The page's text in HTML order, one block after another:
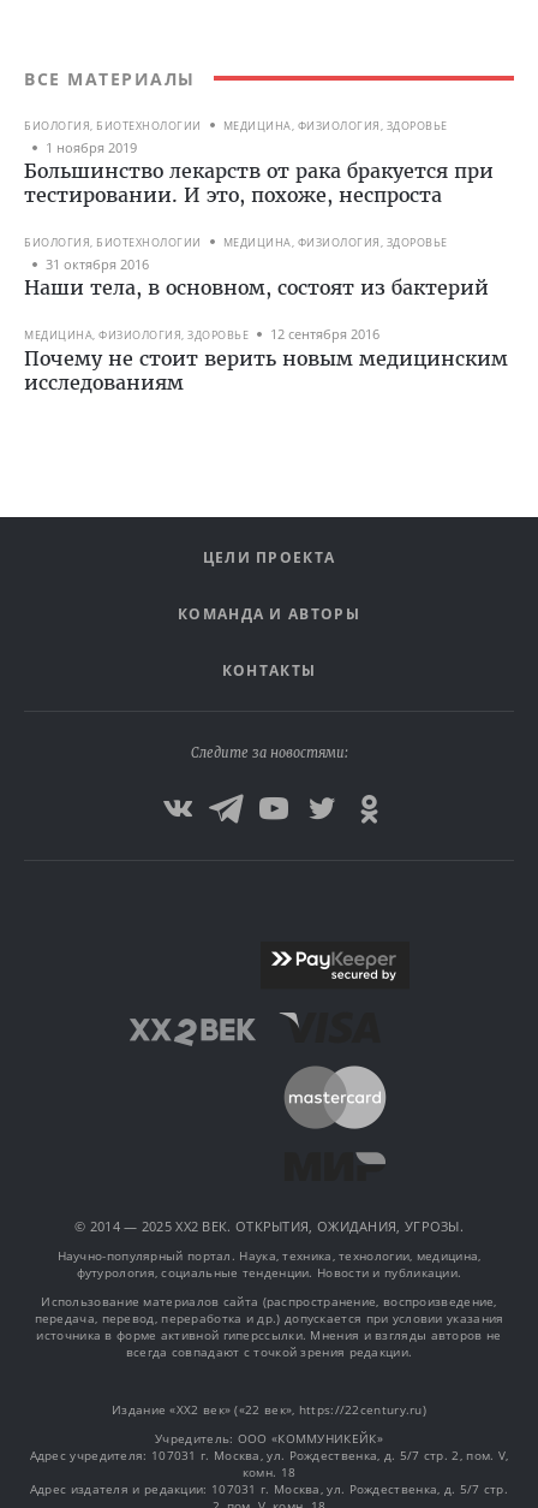
ВСЕ МАТЕРИАЛЫ
БИОЛОГИЯ, БИОТЕХНОЛОГИИ МЕДИЦИНА, ФИЗИОЛОГИЯ, ЗДОРОВЬЕ
1 ноября 2019
Большинство лекарств от рака бракуется при
тестировании. И это, похоже, неспроста
БИОЛОГИЯ, БИОТЕХНОЛОГИИ МЕДИЦИНА, ФИЗИОЛОГИЯ, ЗДОРОВЬЕ
31 октября 2016
Наши тела, в основном, состоят из бактерий
МЕДИЦИНА, ФИЗИОЛОГИЯ, ЗДОРОВЬЕ 12 сентября 2016
Почему не стоит верить новым медицинским
исследованиям
ЦЕЛИ ПРОЕКТА
КОМАНДА И АВТОРЫ
КОНТАКТЫ
Следите за новостями:
© 2014 — 2025 XX2 ВЕК. ОТКРЫТИЯ, ОЖИДАНИЯ, УГРОЗЫ.
Научно-популярный портал. Наука, техника, технологии, медицина,
футурология, социальные тенденции. Новости и публикации.
Использование материалов сайта (распространение, воспроизведение,
передача, перевод, переработка и др.) допускается при условии указания
источника в форме активной гиперссылки. Мнения и взгляды авторов не
всегда совпадают с точкой зрения редакции.
Издание «XX2 век» («22 век», https://22century.ru)
Учредитель: OOO «КОММУНИКЕЙК»
Адрес учредителя: 107031 г. Москва, ул. Рождественка, д. 5/7 стр. 2, пом. V,
комн. 18
Адрес издателя и редакции: 107031 г. Москва, ул. Рождественка, д. 5/7 стр.